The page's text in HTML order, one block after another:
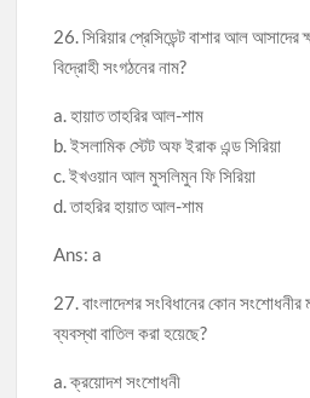
26. সিরিয়ার প্রেসিডেন্ট বাশার আল আসাদের
বিদ্রোহী সংগঠনের নাম?
a. হায়াত তাহরির আল-শাম
b. ইসলামিক স্টেট অফ ইরাক এন্ড সিরিয়া
c. ইখওয়ান আল মুসলিমুন ফি সিরিয়া
d. তাহরির হায়াত আল-শাম
Ans: a
27. বাংলাদেশর সংবিধানের কোন সংশোধনীর
ব্যবস্থা বাতিল করা হয়েছে?
a. ক্রয়োদশ সংশোধনী